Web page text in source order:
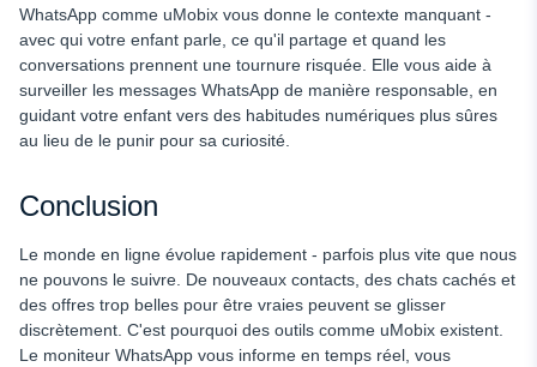
WhatsApp comme uMobix vous donne le contexte manquant -
avec qui votre enfant parle, ce qu'il partage et quand les
conversations prennent une tournure risquée. Elle vous aide à
surveiller les messages WhatsApp de manière responsable, en
guidant votre enfant vers des habitudes numériques plus sûres
au lieu de le punir pour sa curiosité.
Conclusion
Le monde en ligne évolue rapidement - parfois plus vite que nous
ne pouvons le suivre. De nouveaux contacts, des chats cachés et
des offres trop belles pour être vraies peuvent se glisser
discrètement. C'est pourquoi des outils comme uMobix existent.
Le moniteur WhatsApp vous informe en temps réel, vous